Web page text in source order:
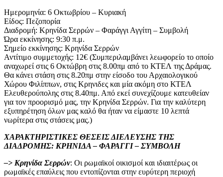
Ημερομηνία: 6 Οκτωβρίου – Κυριακή
Είδος: Πεζοπορία
Διαδρομή: Κρηνίδα Σερρών – Φαράγγι Αγγίτη – Συμβολή
Ώρα εκκίνησης: 9:30 π.μ.
Σημείο εκκίνησης: Κρηνίδα Σερρών
Αντίτιμο συμμετοχής: 12€ (Συμπεριλαμβάνει λεωφορείο το οποίο
αναχωρεί στις 6 Οκτώβρη στις 8.00πμ από το ΚΤΕΛ της Δράμας.
Θα κάνει στάση στις 8.20πμ στην είσοδο του Αρχαιολογικού
Χώρου Φιλίππων, στις Κρηνιδες και μία ακόμη στο ΚΤΕΛ
Ελευθερούπολης στις 8.40πμ. Από εκεί συνεχίζουμε κατευθείαν
για τον προορισμό μας, την Κρηνίδα Σερρών. Για την καλύτερη
εξυπηρέτηση όλων μας καλό θα ήταν να είμαστε 10 λεπτά
νωρίτερα στις στάσεις μας.)
ΧΑΡΑΚΤΗΡΙΣΤΙΚΕΣ ΘΕΣΕΙΣ ΔΙΕΛΕΥΣΗΣ ΤΗΣ
ΔΙΑΔΡΟΜΗΣ: ΚΡΗΝΙΔΑ – ΦΑΡΑΓΓΙ – ΣΥΜΒΟΛΗ
–> Κρηνίδα Σερρών: Οι ρωμαϊκοί οικισμοί και ιδιαιτέρως οι
ρωμαϊκές επαύλεις που εντοπίζονται στην ευρύτερη περιοχή